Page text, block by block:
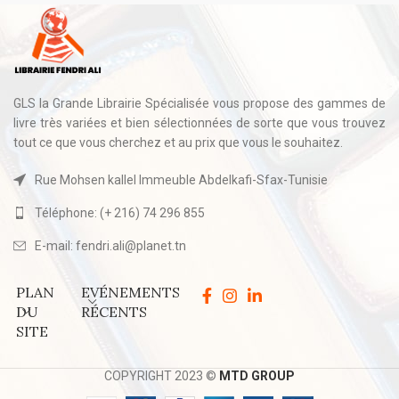
GLS la Grande Librairie Spécialisée vous propose des gammes de
livre très variées et bien sélectionnées de sorte que vous trouvez
tout ce que vous cherchez et au prix que vous le souhaitez.
Rue Mohsen kallel Immeuble Abdelkafi-Sfax-Tunisie
Téléphone: (+ 216) 74 296 855
E-mail: fendri.ali@planet.tn
PLAN
DU
SITE
EVÉNEMENTS
RÉCENTS
COPYRIGHT 2023 © MTD GROUP